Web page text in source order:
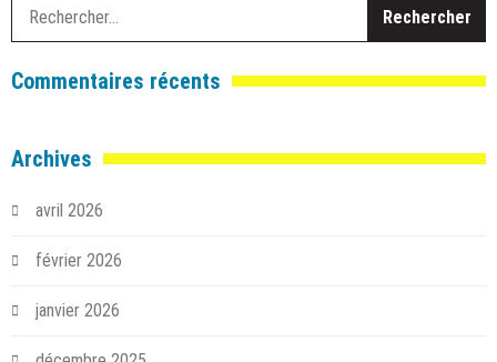
Commentaires récents
Archives
avril 2026
février 2026
janvier 2026